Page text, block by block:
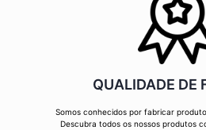
QUALIDADE DE
Somos conhecidos por fabricar
Descubra todos os nossos produtos